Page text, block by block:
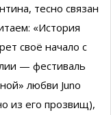
тесно связан
«История
своё начало с
— фестиваль
любви Juno
из его прозвищ),